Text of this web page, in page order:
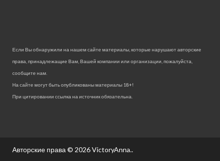
Если Вы обнаружили на нашем сайте материалы, которые нарушают авторские
права, принадлежащие Вам, Вашей компании или организации, пожалуйста,
сообщите нам.
На сайте могут быть опубликованы материалы 18+!
При цитировании ссылка на источник обязательна.
Авторские права © 2026VictoryAnna..